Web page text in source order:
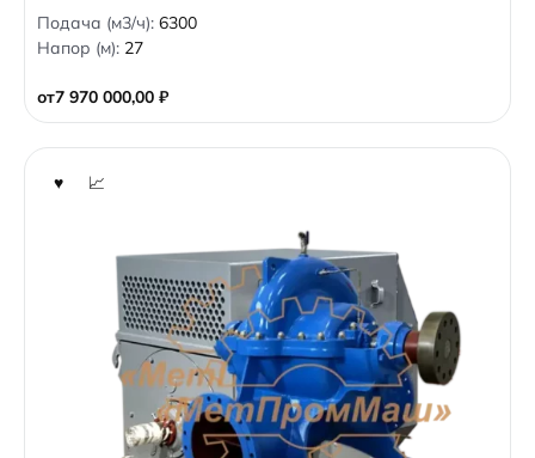
от7 970 000,00 ₽
0
o
u
f
5
Подача (м3/ч): 6300
Напор (м): 27